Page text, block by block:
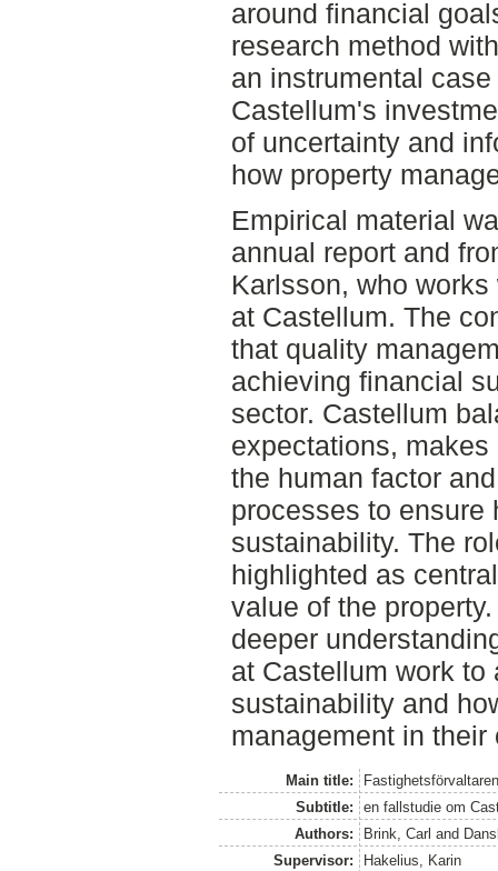
around financial
research method
an instrumental
Castellum's
of uncertainty and
how property
Empirical material
annual report and
Karlsson, who
at Castellum. The
that quality
achieving financial
sector. Castellum
expectations,
the human factor
processes to ensure
sustainability. The
highlighted as
value of the
deeper
at Castellum work to
sustainability and
management in their
Main title:
Subtitle:
en fallstudie om
Authors:
Brink, Carl and
Supervisor:
Hakelius, Karin